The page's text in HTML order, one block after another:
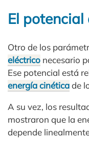
El
Otro de los
eléctrico necesario
Ese potencial está
energía cinéticade
A su vez, los
mostraron que la
depende